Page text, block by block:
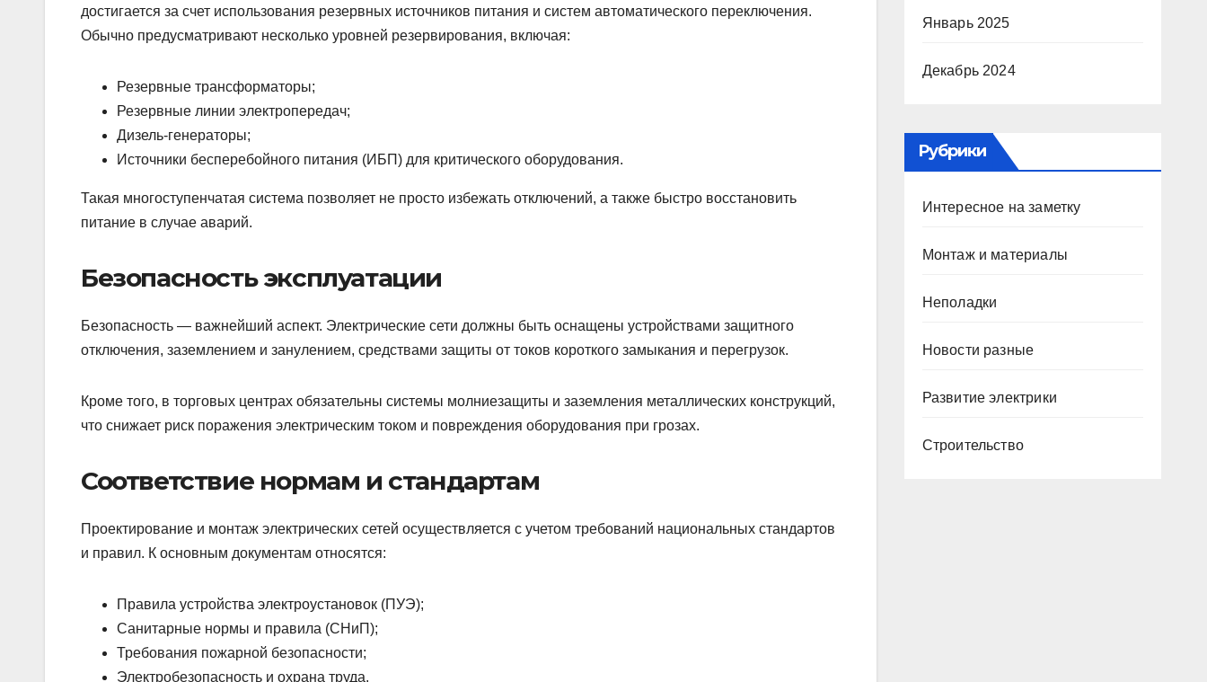
достигается за счет использования резервных источников питания и систем автоматического переключения.
Обычно предусматривают несколько уровней резервирования, включая:
Резервные трансформаторы;
Резервные линии электропередач;
Дизель-генераторы;
Источники бесперебойного питания (ИБП) для критического оборудования.
Такая многоступенчатая система позволяет не просто избежать отключений, а также быстро восстановить
питание в случае аварий.
Безопасность эксплуатации
Безопасность — важнейший аспект. Электрические сети должны быть оснащены устройствами защитного
отключения, заземлением и занулением, средствами защиты от токов короткого замыкания и перегрузок.
Кроме того, в торговых центрах обязательны системы молниезащиты и заземления металлических конструкций,
что снижает риск поражения электрическим током и повреждения оборудования при грозах.
Соответствие нормам и стандартам
Проектирование и монтаж электрических сетей осуществляется с учетом требований национальных стандартов
и правил. К основным документам относятся:
Правила устройства электроустановок (ПУЭ);
Санитарные нормы и правила (СНиП);
Требования пожарной безопасности;
Электробезопасность и охрана труда.
Январь 2025
Декабрь 2024
Рубрики
Интересное на заметку
Монтаж и материалы
Неполадки
Новости разные
Развитие электрики
Строительство